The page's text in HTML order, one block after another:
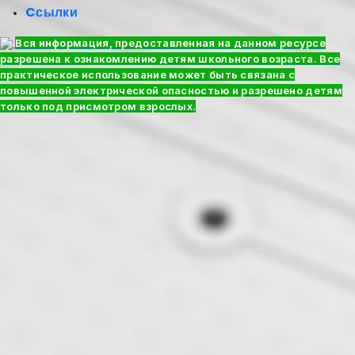
Cсылки
Вся информация, предоставленная на данном ресурсе
разрешена к ознакомлению детям школьного возраста. Все
практическое использование может быть связана с
повышенной электрической опасностью и разрешено детям
только под присмотром взрослых.